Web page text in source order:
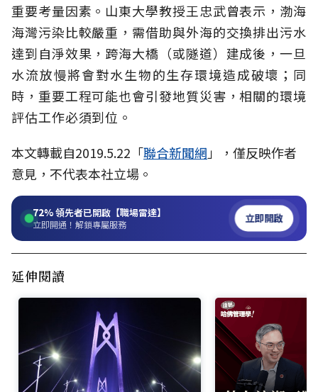
重要考量因素。山東大學教授王忠武曾表示，渤海
海灣污染比較嚴重，需借助與外海的交換排出污水
達到自淨效果，跨海大橋（或隧道）建成後，一旦
水流放慢將會對水生物的生存環境造成破壞；同
時，重要工程可能也會引發地質災害，相關的環境
評估工作必須到位。
本文轉載自2019.5.22「聯合新聞網 」，僅反映作者
意見，不代表本社立場。
72%領先者已開啟【職場雷達】
立即開通！解鎖專屬服務 立即開啟
延伸閱讀